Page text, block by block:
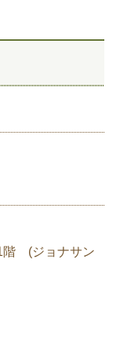
(ジョナサン